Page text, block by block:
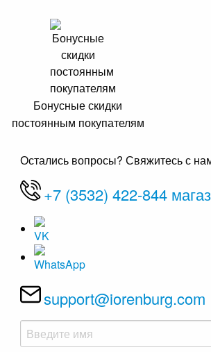
Бонусные скидки
постоянным покупателям
Остались вопросы? Свяжитесь с
+7 (3532) 422-844
support@iorenburg.com